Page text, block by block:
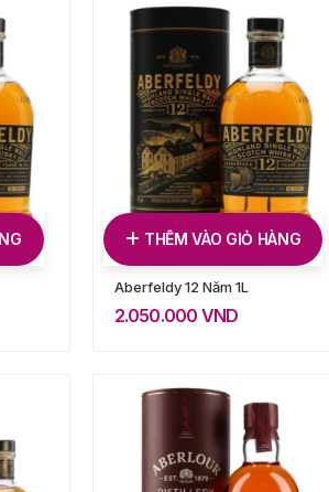
THÊM VÀO GIỎ HÀNG
Aberfeldy 12 Năm 1L
2.050.000 VND